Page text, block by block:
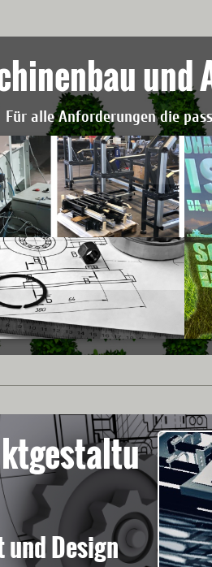
und
Für alle Anforderungen die
Design